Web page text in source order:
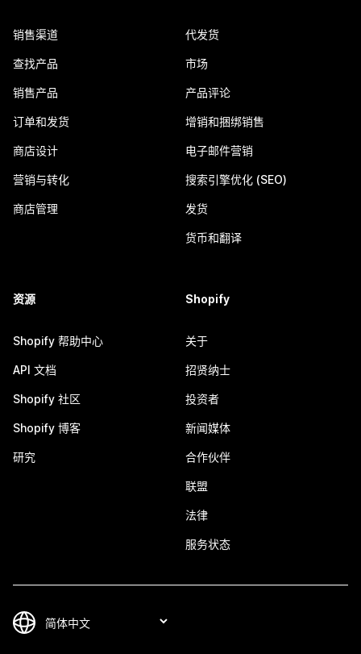
销售渠道
查找产品
销售产品
订单和发货
商店设计
营销与转化
商店管理
代发货
市场
产品评论
增销和捆绑销售
电子邮件营销
搜索引擎优化 (SEO)
发货
货币和翻译
资源
Shopify 帮助中心
API 文档
Shopify 社区
Shopify 博客
研究
Shopify
关于
招贤纳士
投资者
新闻媒体
合作伙伴
联盟
法律
服务状态